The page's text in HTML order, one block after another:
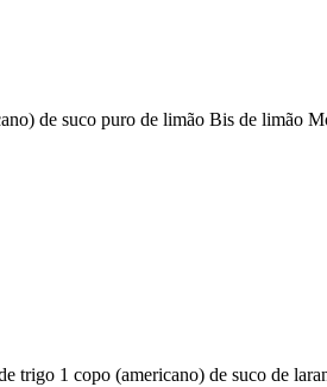
de suco puro de limão Bis de
trigo 1 copo (americano) de suco de